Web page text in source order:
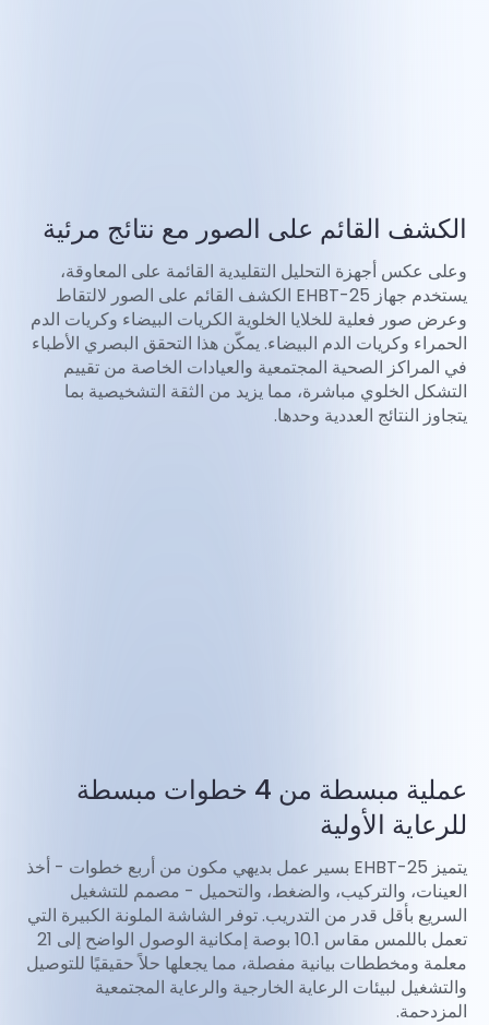
الكشف القائم على الصور مع نتائج مرئية
وعلى عكس أجهزة التحليل التقليدية القائمة على المعاوقة،
يستخدم جهاز EHBT-25 الكشف القائم على الصور لالتقاط
وعرض صور فعلية للخلايا الخلوية الكريات البيضاء وكريات الدم
الحمراء وكريات الدم البيضاء. يمكّن هذا التحقق البصري الأطباء
في المراكز الصحية المجتمعية والعيادات الخاصة من تقييم
التشكل الخلوي مباشرة، مما يزيد من الثقة التشخيصية بما
يتجاوز النتائج العددية وحدها.
عملية مبسطة من 4 خطوات مبسطة
للرعاية الأولية
يتميز EHBT-25 بسير عمل بديهي مكون من أربع خطوات - أخذ
العينات، والتركيب، والضغط، والتحميل - مصمم للتشغيل
السريع بأقل قدر من التدريب. توفر الشاشة الملونة الكبيرة التي
تعمل باللمس مقاس 10.1 بوصة إمكانية الوصول الواضح إلى 21
معلمة ومخططات بيانية مفصلة، مما يجعلها حلاً حقيقيًا للتوصيل
والتشغيل لبيئات الرعاية الخارجية والرعاية المجتمعية
المزدحمة.